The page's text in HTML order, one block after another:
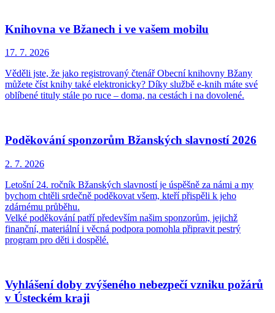
Knihovna ve Bžanech i ve vašem mobilu
17. 7. 2026
Věděli jste, že jako registrovaný čtenář Obecní knihovny Bžany
můžete číst knihy také elektronicky? Díky službě e-knih máte své
oblíbené tituly stále po ruce – doma, na cestách i na dovolené.
Poděkování sponzorům Bžanských slavností 2026
2. 7. 2026
Letošní 24. ročník Bžanských slavností je úspěšně za námi a my
bychom chtěli srdečně poděkovat všem, kteří přispěli k jeho
zdárnému průběhu.
Velké poděkování patří především našim sponzorům, jejichž
finanční, materiální i věcná podpora pomohla připravit pestrý
program pro děti i dospělé.
Vyhlášení doby zvýšeného nebezpečí vzniku požárů
v Ústeckém kraji